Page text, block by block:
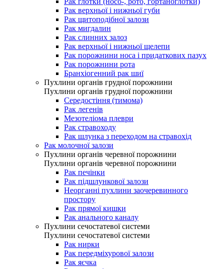
Рак верхньої і нижньої губи
Рак щитоподібної залози
Рак мигдалин
Рак слинних залоз
Рак верхньої і нижньої щелепи
Рак порожнини носа і придаткових пазух
Рак порожнини рота
Бранхіогенний рак шиї
Пухлини органів грудної порожнини
Пухлини органів грудної порожнини
Середостіння (тимома)
Рак легенів
Мезотеліома плеври
Рак стравоходу
Рак шлунка з переходом на стравохід
Рак молочної залози
Пухлини органів черевної порожнини
Пухлини органів черевної порожнини
Рак печінки
Рак підшлункової залози
Неорганні пухлини заочеревинного
простору
Рак прямої кишки
Рак анального каналу
Пухлини сечостатевої системи
Пухлини сечостатевої системи
Рак нирки
Рак передміхурової залози
Рак яєчка